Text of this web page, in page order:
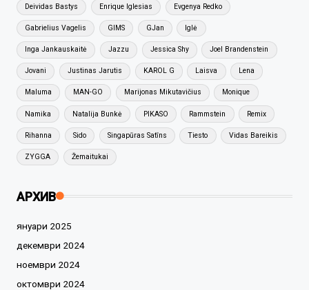
Deividas Bastys Enrique Iglesias Evgenya Redko
Gabrielius Vagelis GIMS GJan Iglė
Inga Jankauskaitė Jazzu Jessica Shy Joel Brandenstein
Jovani Justinas Jarutis KAROL G Laisva Lena
Maluma MAN-GO Marijonas Mikutavičius Monique
Namika Natalija Bunkė PIKASO Rammstein Remix
Rihanna Sido Singapūras Satīns Tiesto Vidas Bareikis
ZYGGA Žemaitukai
АРХИВ
януари 2025
декември 2024
ноември 2024
октомври 2024